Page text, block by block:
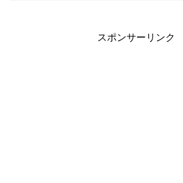
スポンサーリンク